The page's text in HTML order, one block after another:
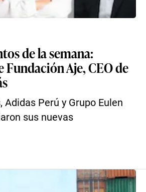
de la semana:
Fundación Aje, CEO de
Adidas Perú y Grupo Eulen
sus nuevas